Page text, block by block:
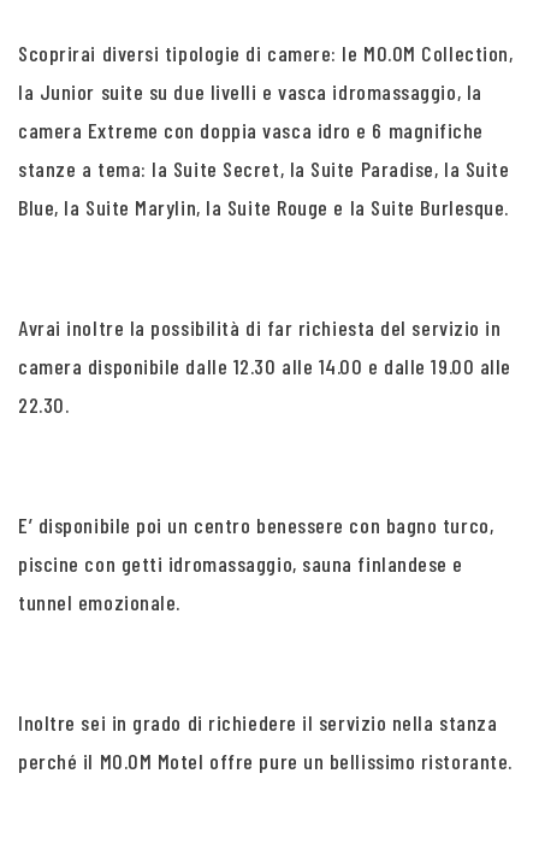
Scoprirai diversi tipologie di camere: le MO.OM Collection,
la Junior suite su due livelli e vasca idromassaggio, la
camera Extreme con doppia vasca idro e 6 magnifiche
stanze a tema: la Suite Secret, la Suite Paradise, la Suite
Blue, la Suite Marylin, la Suite Rouge e la Suite Burlesque.
Avrai inoltre la possibilità di far richiesta del servizio in
camera disponibile dalle 12.30 alle 14.00 e dalle 19.00 alle
22.30.
E’ disponibile poi un centro benessere con bagno turco,
piscine con getti idromassaggio, sauna finlandese e
tunnel emozionale.
Inoltre sei in grado di richiedere il servizio nella stanza
perché il MO.OM Motel offre pure un bellissimo ristorante.